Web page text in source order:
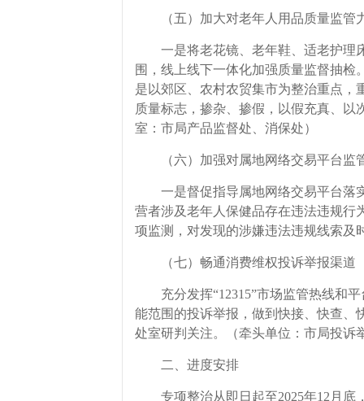
（五）加大对老年人用品质量监管
一是将老花镜、老年鞋、适老护理床
围，线上线下一体化加强质量监督抽
是以郊区、农村农贸集市为整治重点，
质量标志，掺杂、掺假，以假充真、
室：市局产品监督处、消保处）
（六）加强对属地网络交易平台监
一是督促指导属地网络交易平台落实
营者涉及老年人保健品存在违法违规行
项监测，对发现的涉嫌违法违规线索及
（七）畅通消费维权投诉举报渠道
充分发挥“12315”市场监管热线和平
能范围的投诉举报，做到快接、快查、
处室研判关注。（牵头单位：市局投诉
二、进度安排
专项整治从即日起至2025年12月底